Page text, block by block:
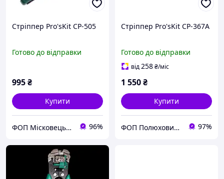
Стріппер Pro'sKit CP-505
Готово до відправки
995₴
Купити
ФОП Місковець О.Г. 96%
Стріппер Pro'sKit CP-367A
Готово до відправки
від258₴/міс
1 550₴
Купити
ФОП Полюхович Л.Г. 97%